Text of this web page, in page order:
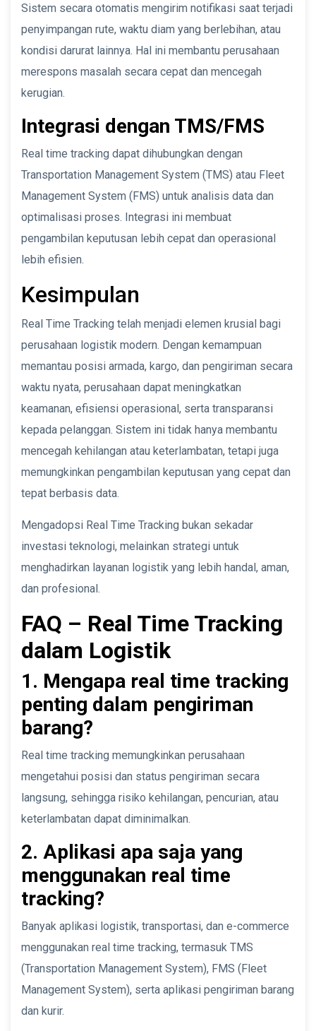
Sistem secara otomatis mengirim notifikasi saat terjadi
penyimpangan rute, waktu diam yang berlebihan, atau
kondisi darurat lainnya. Hal ini membantu perusahaan
merespons masalah secara cepat dan mencegah
kerugian.
Integrasi dengan TMS/FMS
Real time tracking dapat dihubungkan dengan
Transportation Management System (TMS) atau Fleet
Management System (FMS) untuk analisis data dan
optimalisasi proses. Integrasi ini membuat
pengambilan keputusan lebih cepat dan operasional
lebih efisien.
Kesimpulan
Real Time Tracking telah menjadi elemen krusial bagi
perusahaan logistik modern. Dengan kemampuan
memantau posisi armada, kargo, dan pengiriman secara
waktu nyata, perusahaan dapat meningkatkan
keamanan, efisiensi operasional, serta transparansi
kepada pelanggan. Sistem ini tidak hanya membantu
mencegah kehilangan atau keterlambatan, tetapi juga
memungkinkan pengambilan keputusan yang cepat dan
tepat berbasis data.
Mengadopsi Real Time Tracking bukan sekadar
investasi teknologi, melainkan strategi untuk
menghadirkan layanan logistik yang lebih handal, aman,
dan profesional.
FAQ – Real Time Tracking
dalam Logistik
1. Mengapa real time tracking
penting dalam pengiriman
barang?
Real time tracking memungkinkan perusahaan
mengetahui posisi dan status pengiriman secara
langsung, sehingga risiko kehilangan, pencurian, atau
keterlambatan dapat diminimalkan.
2. Aplikasi apa saja yang
menggunakan real time
tracking?
Banyak aplikasi logistik, transportasi, dan e-commerce
menggunakan real time tracking, termasuk TMS
(Transportation Management System), FMS (Fleet
Management System), serta aplikasi pengiriman barang
dan kurir.